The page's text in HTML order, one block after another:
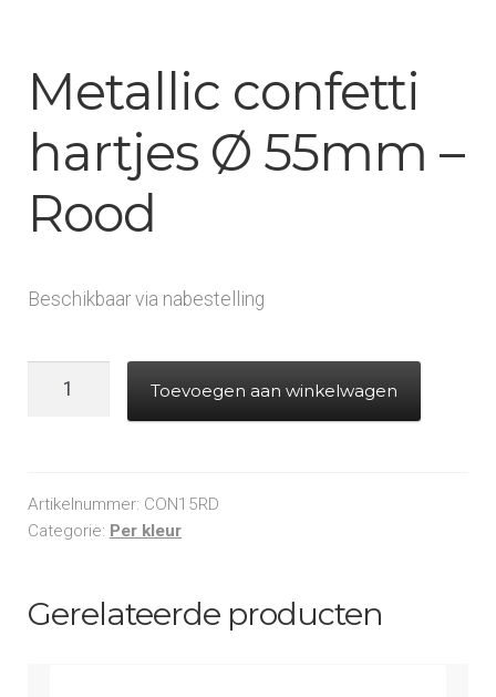
Metallic confetti
hartjes Ø 55mm –
Rood
Beschikbaar via nabestelling
55mm
-
Toevoegen aan winkelwagen
Artikelnummer: CON15RD
Categorie: Per kleur
Gerelateerde producten